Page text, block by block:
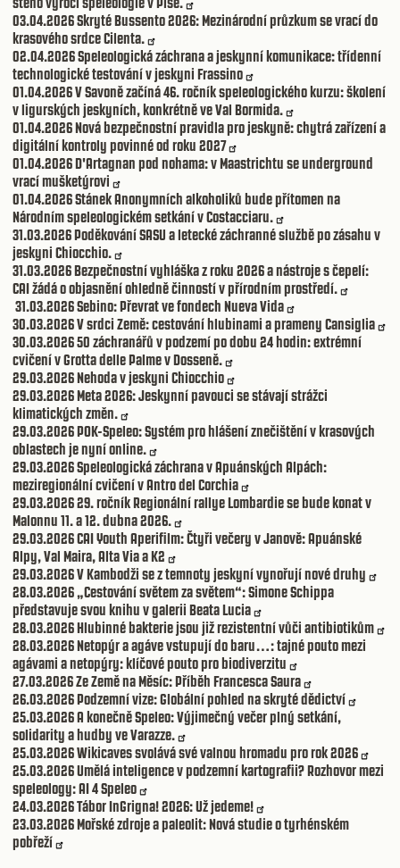
03.04.2026Skryté Bussento 2026: Mezinárodní průzkum se vrací do
krasového srdce Cilenta.
02.04.2026Speleologická záchrana a jeskynní komunikace: třídenní
technologické testování v jeskyni Frassino
01.04.2026V Savoně začíná 46. ročník speleologického kurzu: školení
v ligurských jeskyních, konkrétně ve Val Bormida.
01.04.2026Nová bezpečnostní pravidla pro jeskyně: chytrá zařízení a
digitální kontroly povinné od roku 2027
01.04.2026D'Artagnan pod nohama: v Maastrichtu se underground
vrací mušketýrovi
01.04.2026Stánek Anonymních alkoholiků bude přítomen na
Národním speleologickém setkání v Costacciaru.
31.03.2026Poděkování SASU a letecké záchranné službě po zásahu v
jeskyni Chiocchio.
31.03.2026Bezpečnostní vyhláška z roku 2026 a nástroje s čepelí:
CAI žádá o objasnění ohledně činností v přírodním prostředí.
31.03.2026Sebino: Převrat ve fondech Nueva Vida
30.03.2026V srdci Země: cestování hlubinami a prameny Cansiglia
30.03.202650 záchranářů v podzemí po dobu 24 hodin: extrémní
cvičení v Grotta delle Palme v Dosseně.
29.03.2026Nehoda v jeskyni Chiocchio
29.03.2026Meta 2026: Jeskynní pavouci se stávají strážci
klimatických změn.
29.03.2026POK-Speleo: Systém pro hlášení znečištění v krasových
oblastech je nyní online.
29.03.2026Speleologická záchrana v Apuánských Alpách:
meziregionální cvičení v Antro del Corchia
29.03.202629. ročník Regionální rallye Lombardie se bude konat v
Malonnu 11. a 12. dubna 2026.
29.03.2026CAI Youth Aperifilm: Čtyři večery v Janově: Apuánské
Alpy, Val Maira, Alta Via a K2
29.03.2026V Kambodži se z temnoty jeskyní vynořují nové druhy
28.03.2026„Cestování světem za světem“: Simone Schippa
představuje svou knihu v galerii Beata Lucia
28.03.2026Hlubinné bakterie jsou již rezistentní vůči antibiotikům
28.03.2026Netopýr a agáve vstupují do baru…: tajné pouto mezi
agávami a netopýry: klíčové pouto pro biodiverzitu
27.03.2026Ze Země na Měsíc: Příběh Francesca Saura
26.03.2026Podzemní vize: Globální pohled na skryté dědictví
25.03.2026A konečně Speleo: Výjimečný večer plný setkání,
solidarity a hudby ve Varazze.
25.03.2026Wikicaves svolává své valnou hromadu pro rok 2026
25.03.2026Umělá inteligence v podzemní kartografii? Rozhovor mezi
speleology: AI 4 Speleo
24.03.2026Tábor InGrigna! 2026: Už jedeme!
23.03.2026Mořské zdroje a paleolit: Nová studie o tyrhénském
pobřeží